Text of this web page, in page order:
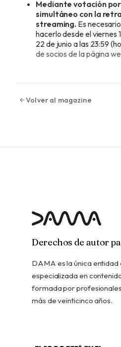
Mediante votación
simultáneo con la
streaming. Es
hacerlo desde el viernes
22 de junio a las 23:59
de socios de la página
Volver al magazine
Derechos de autor
DAMA es la única entidad
especializada en
formada por
más de veinticinco años.